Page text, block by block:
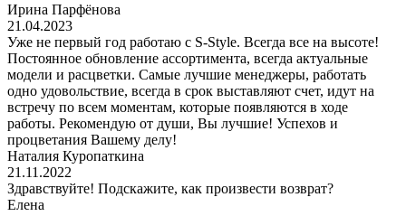
Ирина Парфёнова
21.04.2023
Уже не первый год работаю с S-Style. Всегда все на высоте!
Постоянное обновление ассортимента, всегда актуальные
модели и расцветки. Самые лучшие менеджеры, работать
одно удовольствие, всегда в срок выставляют счет, идут на
встречу по всем моментам, которые появляются в ходе
работы. Рекомендую от души, Вы лучшие! Успехов и
процветания Вашему делу!
Наталия Куропаткина
21.11.2022
Здравствуйте! Подскажите, как произвести возврат?
Елена